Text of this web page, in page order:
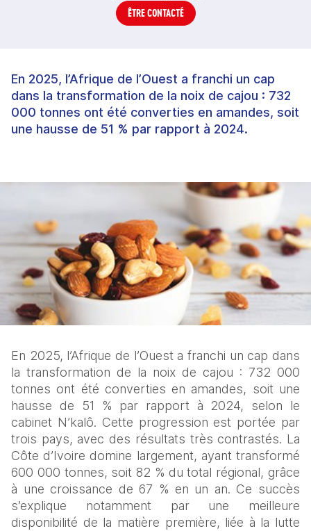
ÊTRE CONTACTÉ
En 2025, l’Afrique de l’Ouest a franchi un cap
dans la transformation de la noix de cajou : 732
000 tonnes ont été converties en amandes, soit
une hausse de 51 % par rapport à 2024.
En 2025, l’Afrique de l’Ouest a franchi un cap dans
la transformation de la noix de cajou : 732 000
tonnes ont été converties en amandes, soit une
hausse de 51 % par rapport à 2024, selon le
cabinet N’kalô. Cette progression est portée par
trois pays, avec des résultats très contrastés. La
Côte d’Ivoire domine largement, ayant transformé
600 000 tonnes, soit 82 % du total régional, grâce
à une croissance de 67 % en un an. Ce succès
s’explique notamment par une meilleure
disponibilité de la matière première, liée à la lutte